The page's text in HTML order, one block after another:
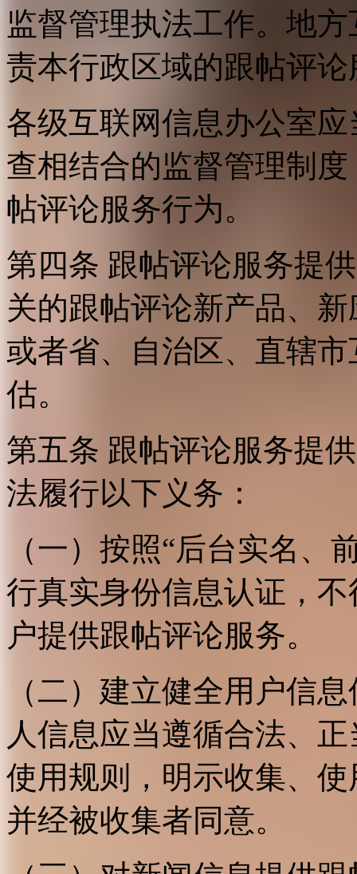
监督管理执法工作。地
责本行政区域的跟帖评
各级互联网信息办公室
查相结合的监督管理制
帖评论服务行为。
第四条 跟帖评论服务提
关的跟帖评论新产品、
或者省、自治区、直辖
估。
第五条 跟帖评论服务提
法履行以下义务：
（一）按照“后台实名、
行真实身份信息认证，
户提供跟帖评论服务。
（二）建立健全用户信
人信息应当遵循合法、
使用规则，明示收集、
并经被收集者同意。